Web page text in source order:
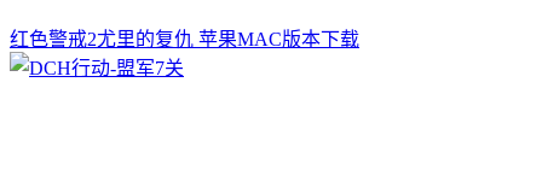
红色警戒2尤里的复仇 苹果MAC版本下载